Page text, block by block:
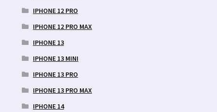
IPHONE 12 PRO
IPHONE 12 PRO MAX
IPHONE 13
IPHONE 13 MINI
IPHONE 13 PRO
IPHONE 13 PRO MAX
IPHONE 14